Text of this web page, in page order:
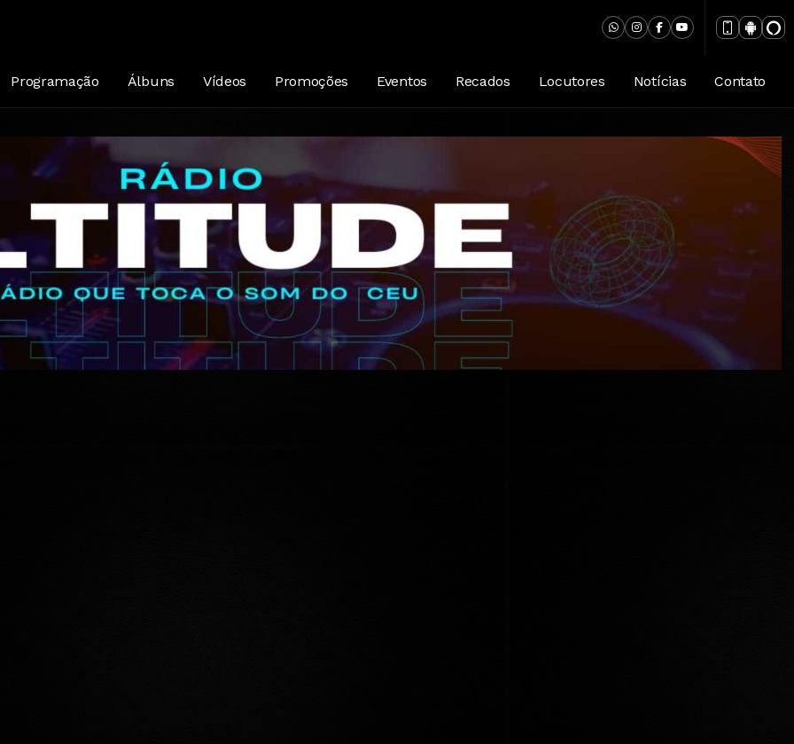
Programação Álbuns Vídeos Promoções Eventos Recados Locutores Notícias Contato